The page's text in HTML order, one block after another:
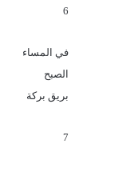
6
في المساء
الصبح
بريق بركة
7